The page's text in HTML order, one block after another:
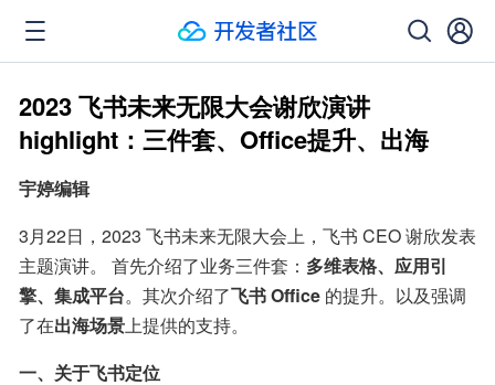
2023 飞书未来无限大会谢欣演讲
highlight：三件套、Office提升、出海
宇婷编辑
3月22日，2023 飞书未来无限大会上，飞书 CEO 谢欣发表
主题演讲。 首先介绍了业务三件套： 多维表格、应用引
擎、集成平台。其次介绍了飞书 Office 的提升。以及强调
了在出海场景上提供的支持。
一、关于飞书定位‍